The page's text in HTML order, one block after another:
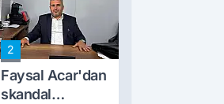
2
Faysal Acar'dan
skandal